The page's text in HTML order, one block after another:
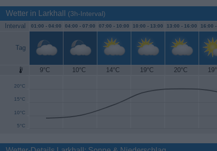
Wetter in Larkhall (3h-Interval)
Interval 01:00 - 04:00 04:00 - 07:00 07:00 - 10:00 10:00 - 13:00 13:00 - 16:00 16:00
Tag
9°C 10°C 14°C 19°C 20°C
5°C
10°C
15°C
20°C
25°C